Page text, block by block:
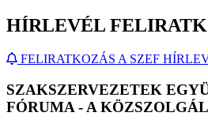
HÍRLEVÉL
FELIRATKOZÁS A SZEF
SZAKSZERVEZETEK
FÓRUMA - A